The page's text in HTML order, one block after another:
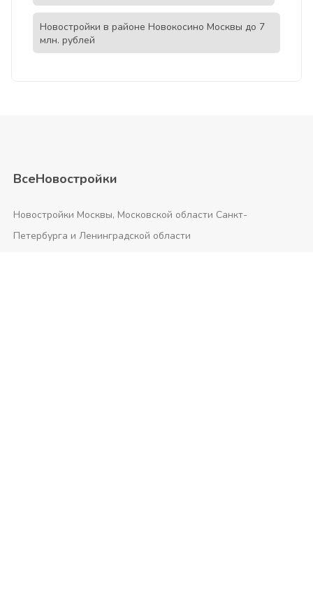
Новостройки в районе Новокосино Москвы до 7
млн. рублей
ВсеНовостройки
Новостройки Москвы, Московской области Санкт-
Петербурга и Ленинградской области